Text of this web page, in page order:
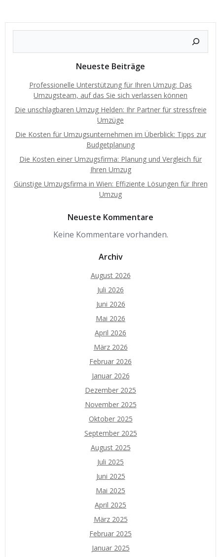
Neueste Beiträge
Professionelle Unterstützung für Ihren Umzug: Das
Umzugsteam, auf das Sie sich verlassen können
Die unschlagbaren Umzug Helden: Ihr Partner für stressfreie
Umzüge
Die Kosten für Umzugsunternehmen im Überblick: Tipps zur
Budgetplanung
Die Kosten einer Umzugsfirma: Planung und Vergleich für
Ihren Umzug
Günstige Umzugsfirma in Wien: Effiziente Lösungen für Ihren
Umzug
Neueste Kommentare
Keine Kommentare vorhanden.
Archiv
August 2026
Juli 2026
Juni 2026
Mai 2026
April 2026
März 2026
Februar 2026
Januar 2026
Dezember 2025
November 2025
Oktober 2025
September 2025
August 2025
Juli 2025
Juni 2025
Mai 2025
April 2025
März 2025
Februar 2025
Januar 2025